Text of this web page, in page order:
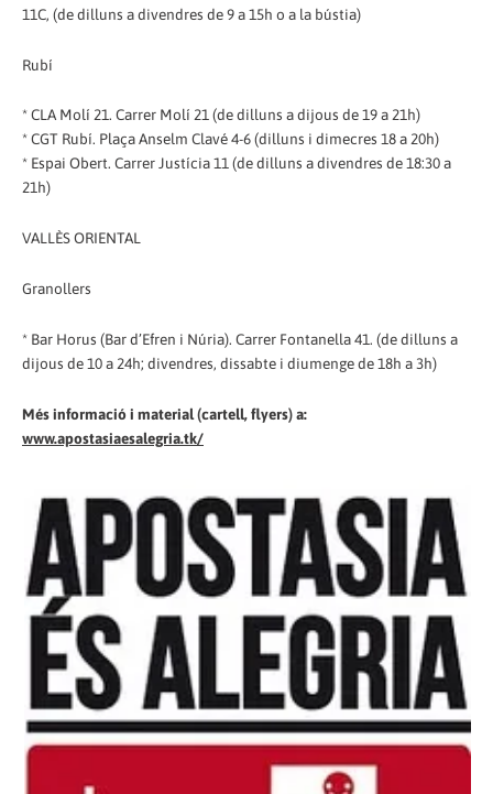
11C, (de dilluns a divendres de 9 a 15h o a la bústia)
Rubí
* CLA Molí 21. Carrer Molí 21 (de dilluns a dijous de 19 a 21h)
* CGT Rubí. Plaça Anselm Clavé 4-6 (dilluns i dimecres 18 a 20h)
* Espai Obert. Carrer Justícia 11 (de dilluns a divendres de 18:30 a
21h)
VALLÈS ORIENTAL
Granollers
* Bar Horus (Bar d’Efren i Núria). Carrer Fontanella 41. (de dilluns a
dijous de 10 a 24h; divendres, dissabte i diumenge de 18h a 3h)
Més informació i material (cartell, flyers) a:
www.apostasiaesalegria.tk/